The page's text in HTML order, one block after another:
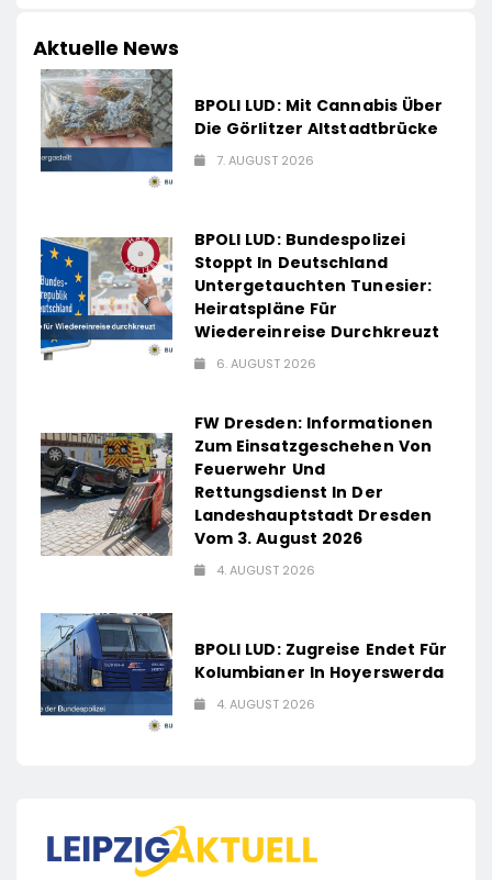
Aktuelle News
BPOLI LUD: Mit Cannabis Über
Die Görlitzer Altstadtbrücke
7. AUGUST 2026
BPOLI LUD: Bundespolizei
Stoppt In Deutschland
Untergetauchten Tunesier:
Heiratspläne Für
Wiedereinreise Durchkreuzt
6. AUGUST 2026
FW Dresden: Informationen
Zum Einsatzgeschehen Von
Feuerwehr Und
Rettungsdienst In Der
Landeshauptstadt Dresden
Vom 3. August 2026
4. AUGUST 2026
BPOLI LUD: Zugreise Endet Für
Kolumbianer In Hoyerswerda
4. AUGUST 2026